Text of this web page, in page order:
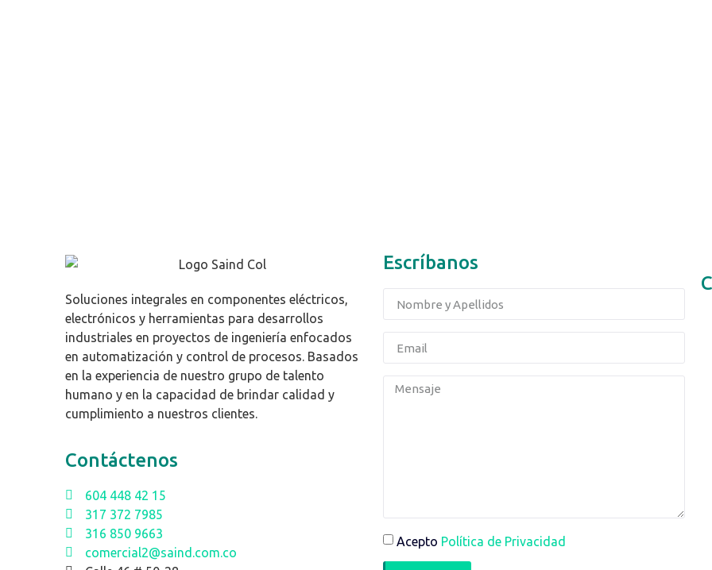
Soluciones integrales en componentes eléctricos,
electrónicos y herramientas para desarrollos
industriales en proyectos de ingeniería enfocados
en automatización y control de procesos. Basados
en la experiencia de nuestro grupo de talento
humano y en la capacidad de brindar calidad y
cumplimiento a nuestros clientes.
Contáctenos
604 448 42 15
317 372 7985
316 850 9663
comercial2@saind.com.co
Escríbanos
Acepto Política de Privacidad